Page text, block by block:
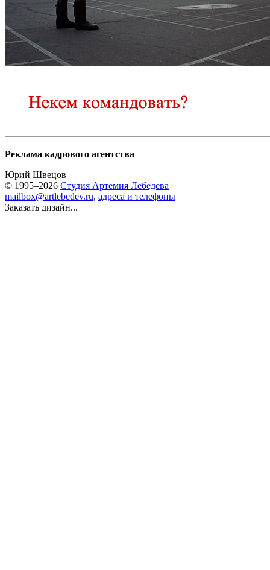
Реклама кадрового агентства
Юрий Швецов
© 1995–2026 Студия Артемия Лебедева
mailbox@artlebedev.ru, адреса и телефоны
Заказать дизайн...